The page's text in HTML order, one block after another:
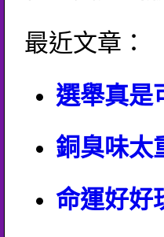
最近文章：
選舉真是
銅臭味太
命運好好